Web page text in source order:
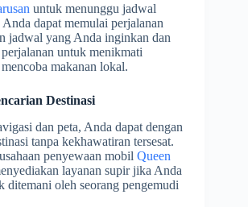
untuk menunggu jadwal
dapat memulai perjalanan
jadwal yang Anda inginkan dan
untuk menikmati
makanan lokal.
Destinasi
dan peta, Anda dapat dengan
tanpa kekhawatiran tersesat.
penyewaan mobil Queen
layanan supir jika Anda
ditemani oleh seorang pengemudi